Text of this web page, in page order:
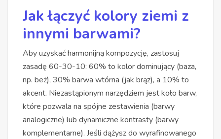
Jak łączyć kolory ziemi z
innymi barwami?
Aby uzyskać harmonijną kompozycję, zastosuj
zasadę 60-30-10: 60% to kolor dominujący (baza,
np. beż), 30% barwa wtórna (jak brąz), a 10% to
akcent. Niezastąpionym narzędziem jest koło barw,
które pozwala na spójne zestawienia (barwy
analogiczne) lub dynamiczne kontrasty (barwy
komplementarne). Jeśli dążysz do wyrafinowanego